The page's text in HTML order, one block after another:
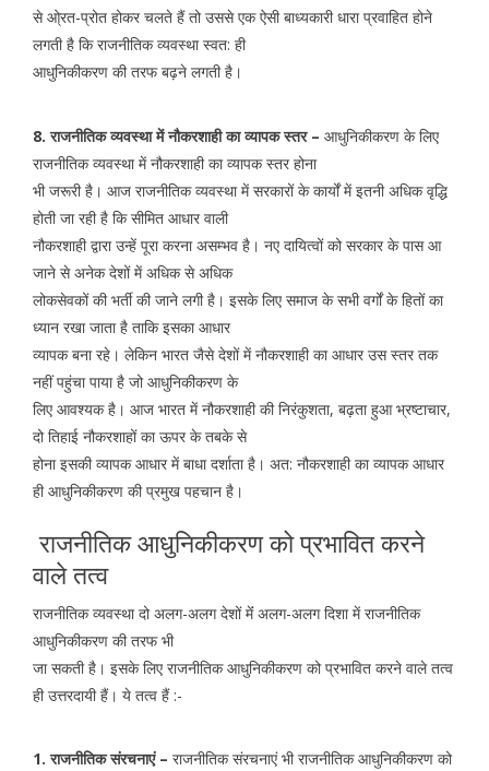
से ओ्रत-प्रोत होकर चलते हैं तो उससे एक ऐसी बाध्यकारी धारा प्रवाहित होने
लगती है कि राजनीतिक व्यवस्था स्वत: ही
आधुनिकीकरण की तरफ बढ़ने लगती है।
8. राजनीतिक व्यवस्था में नौकरशाही का व्यापक स्तर – आधुनिकीकरण के लिए
राजनीतिक व्यवस्था में नौकरशाही का व्यापक स्तर होना
भी जरूरी है। आज राजनीतिक व्यवस्था में सरकारों के कार्यों में इतनी अधिक वृद्धि
होती जा रही है कि सीमित आधार वाली
नौकरशाही द्वारा उन्हें पूरा करना असम्भव है। नए दायित्वों को सरकार के पास आ
जाने से अनेक देशों में अधिक से अधिक
लोकसेवकों की भर्ती की जाने लगी है। इसके लिए समाज के सभी वर्गों के हितों का
ध्यान रखा जाता है ताकि इसका आधार
व्यापक बना रहे। लेकिन भारत जैसे देशों में नौकरशाही का आधार उस स्तर तक
नहीं पहुंचा पाया है जो आधुनिकीकरण के
लिए आवश्यक है। आज भारत में नौकरशाही की निरंकुशता, बढ़ता हुआ भ्रष्टाचार,
दो तिहाई नौकरशाहों का ऊपर के तबके से
होना इसकी व्यापक आधार में बाधा दर्शाता है। अत: नौकरशाही का व्यापक आधार
ही आधुनिकीकरण की प्रमुख पहचान है।
राजनीतिक आधुनिकीकरण को प्रभावित करने
वाले तत्व
राजनीतिक व्यवस्था दो अलग-अलग देशों मेंं अलग-अलग दिशा में राजनीतिक
आधुनिकीकरण की तरफ भी
जा सकती है। इसके लिए राजनीतिक आधुनिकीकरण को प्रभावित करने वाले तत्व
ही उत्तरदायी हैं। ये तत्व हैं :-
1. राजनीतिक संरचनाएं – राजनीतिक संरचनाएं भी राजनीतिक आधुनिकीकरण को